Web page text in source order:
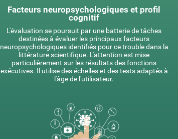
Facteurs neuropsychologiques et profil
cognitif
L'évaluation se poursuit par une batterie de tâches
destinées à évaluer les principaux facteurs
neuropsychologiques identifiés pour ce trouble dans la
littérature scientifique. L'attention est mise
particulièrement sur les résultats des fonctions
exécutives. Il utilise des échelles et des tests adaptés à
l'âge de l'utilisateur.